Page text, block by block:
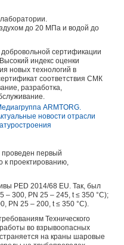
до 20 МПа и водой до
сертификации
индекс оценки
новых технологий в
соответствия СМК
разработка,
первый
к проектированию,
PED 2014/68 EU. Так, был
– 300, PN 25 – 245, t ≤ 350 °С);
PN 25 – 200, t ≤ 350 °С).
Технического
во взрывоопасных
на краны шаровые